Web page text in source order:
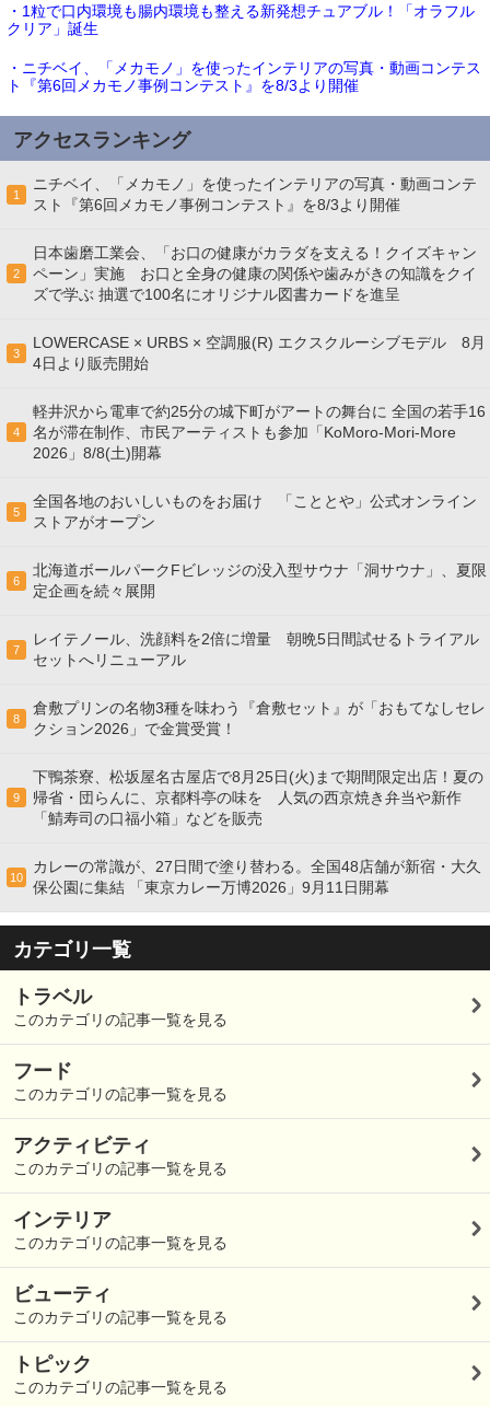
・1粒で口内環境も腸内環境も整える新発想チュアブル！「オラフル
クリア」誕生
・ニチベイ、「メカモノ」を使ったインテリアの写真・動画コンテス
ト『第6回メカモノ事例コンテスト』を8/3より開催
アクセスランキング
1
ニチベイ、「メカモノ」を使ったインテリアの写真・動画コンテ
スト『第6回メカモノ事例コンテスト』を8/3より開催
2
日本歯磨工業会、「お口の健康がカラダを支える！クイズキャン
ペーン」実施 お口と全身の健康の関係や歯みがきの知識をクイ
ズで学ぶ 抽選で100名にオリジナル図書カードを進呈
3
LOWERCASE × URBS × 空調服(R) エクスクルーシブモデル 8月
4日より販売開始
4
軽井沢から電車で約25分の城下町がアートの舞台に 全国の若手16
名が滞在制作、市民アーティストも参加「KoMoro-Mori-More
2026」8/8(土)開幕
5
全国各地のおいしいものをお届け 「こととや」公式オンライン
ストアがオープン
6
北海道ボールパークFビレッジの没入型サウナ「洞サウナ」、夏限
定企画を続々展開
7
レイテノール、洗顔料を2倍に増量 朝晩5日間試せるトライアル
セットへリニューアル
8
倉敷プリンの名物3種を味わう『倉敷セット』が「おもてなしセレ
クション2026」で金賞受賞！
9
下鴨茶寮、松坂屋名古屋店で8月25日(火)まで期間限定出店！夏の
帰省・団らんに、京都料亭の味を 人気の西京焼き弁当や新作
「鯖寿司の口福小箱」などを販売
10
カレーの常識が、27日間で塗り替わる。全国48店舗が新宿・大久
保公園に集結 「東京カレー万博2026」9月11日開幕
カテゴリ一覧
トラベル
このカテゴリの記事一覧を見る
フード
このカテゴリの記事一覧を見る
アクティビティ
このカテゴリの記事一覧を見る
インテリア
このカテゴリの記事一覧を見る
ビューティ
このカテゴリの記事一覧を見る
トピック
このカテゴリの記事一覧を見る